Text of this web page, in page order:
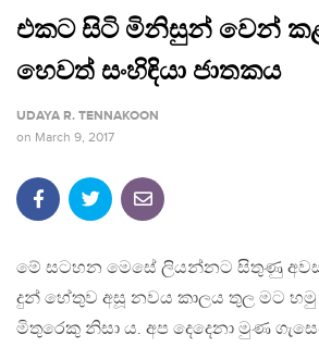
එකට සිටි මිනිසුන් වෙන්
හෙවත් සංහිඳියා ජාතකය
UDAYA R. TENNAKOON
on March 9, 2017
මේ සටහන මෙසේ ලියන්නට සිතුණු
දුන් හේතුව අසූ නවය කාලය තුල මට හමු වූ
මිතුරෙකු නිසා ය. අප දෙදෙනා මුණ